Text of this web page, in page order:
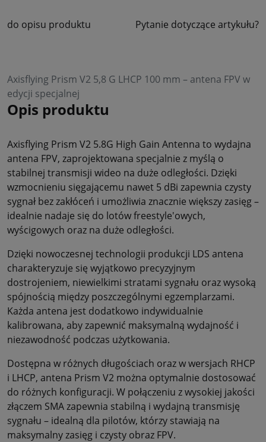
do opisu produktu Pytanie dotyczące artykułu?
Axisflying Prism V2 5,8 G LHCP 100 mm – antena FPV w
edycji specjalnej
Opis produktu
Axisflying Prism V2 5.8G High Gain Antenna to wydajna
antena FPV, zaprojektowana specjalnie z myślą o
stabilnej transmisji wideo na duże odległości. Dzięki
wzmocnieniu sięgającemu nawet 5 dBi zapewnia czysty
sygnał bez zakłóceń i umożliwia znacznie większy zasięg –
idealnie nadaje się do lotów freestyle'owych,
wyścigowych oraz na duże odległości.
Dzięki nowoczesnej technologii produkcji LDS antena
charakteryzuje się wyjątkowo precyzyjnym
dostrojeniem, niewielkimi stratami sygnału oraz wysoką
spójnością między poszczególnymi egzemplarzami.
Każda antena jest dodatkowo indywidualnie
kalibrowana, aby zapewnić maksymalną wydajność i
niezawodność podczas użytkowania.
Dostępna w różnych długościach oraz w wersjach RHCP
i LHCP, antena Prism V2 można optymalnie dostosować
do różnych konfiguracji. W połączeniu z wysokiej jakości
złączem SMA zapewnia stabilną i wydajną transmisję
sygnału – idealną dla pilotów, którzy stawiają na
maksymalny zasięg i czysty obraz FPV.